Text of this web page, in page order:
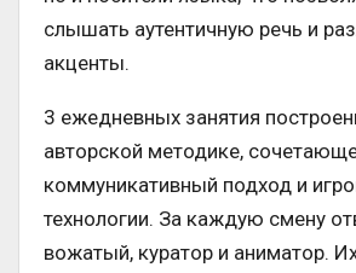
слышать аутентичную речь и
акценты.
3 ежедневных занятия
авторской методике,
коммуникативный подход и
технологии. За каждую смену
вожатый, куратор и аниматор.